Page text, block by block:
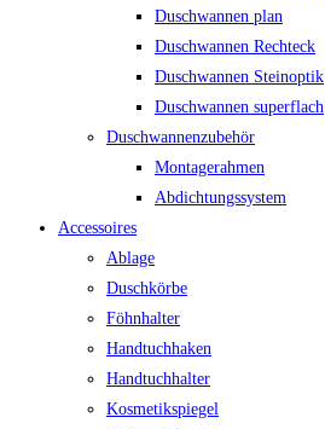
Duschwannen plan
Duschwannen Rechteck
Duschwannen Steinoptik
Duschwannen superflach
Duschwannenzubehör
Montagerahmen
Abdichtungssystem
Accessoires
Ablage
Duschkörbe
Föhnhalter
Handtuchhaken
Handtuchhalter
Kosmetikspiegel